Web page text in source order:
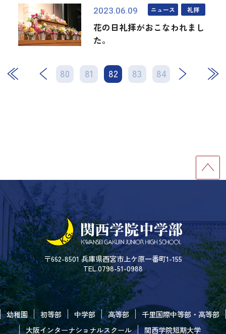
2023.06.09 ニュース 礼拝
花の日礼拝がおこなわれまし
た。
80 81 82 83 84
次 最後
〒662-8501 兵庫県西宮市上ケ原一番町1-155
TEL.0798-51-0988
幼稚園 初等部 中学部 高等部
千里国際中等部・高等部
大阪インターナショナルスクール
関西学院短期大学